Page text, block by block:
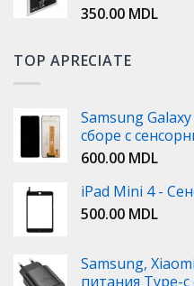
350.00 MDL
TOP APRECIATE
Samsung
сборе с
600.00 MDL
iPad Mini 4 -
500.00 MDL
Samsung,
питания Type-